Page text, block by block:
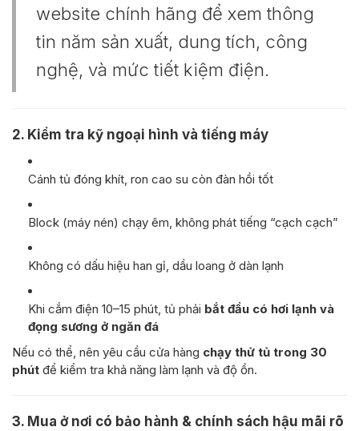
website chính hãng để xem thông
tin năm sản xuất, dung tích, công
nghệ, và mức tiết kiệm điện.
2. Kiểm tra kỹ ngoại hình và tiếng máy
Cánh tủ đóng khít, ron cao su còn đàn hồi tốt
Block (máy nén) chạy êm, không phát tiếng “cạch cạch”
Không có dấu hiệu han gỉ, dầu loang ở dàn lạnh
Khi cắm điện 10–15 phút, tủ phải bắt đầu có hơi lạnh và
đọng sương ở ngăn đá
Nếu có thể, nên yêu cầu cửa hàng chạy thử tủ trong 30
phút để kiểm tra khả năng làm lạnh và độ ồn.
3. Mua ở nơi có bảo hành & chính sách hậu mãi rõ